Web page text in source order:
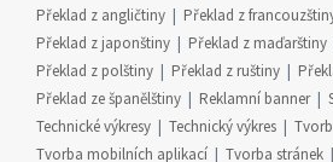
Překlad z angličtiny
Překlad z
Překlad z japonštiny
Překlad z maďarštiny
Překlad z polštiny
Překlad z ruštiny
Překlad ze španělštiny
Reklamní banner
Technické výkresy
Technický výkres
Tvorba mobilních aplikací
Tvorba stránek